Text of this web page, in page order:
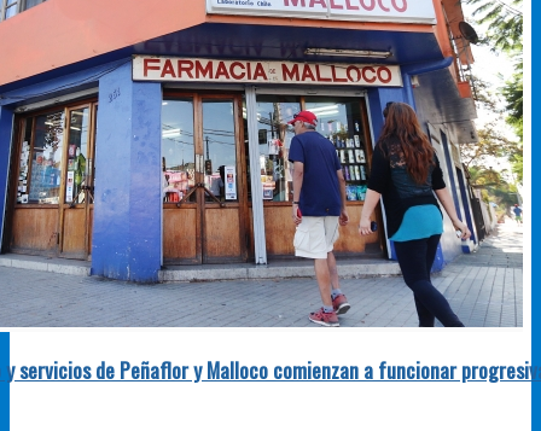
y servicios de Peñaflor y Malloco comienzan a funcionar